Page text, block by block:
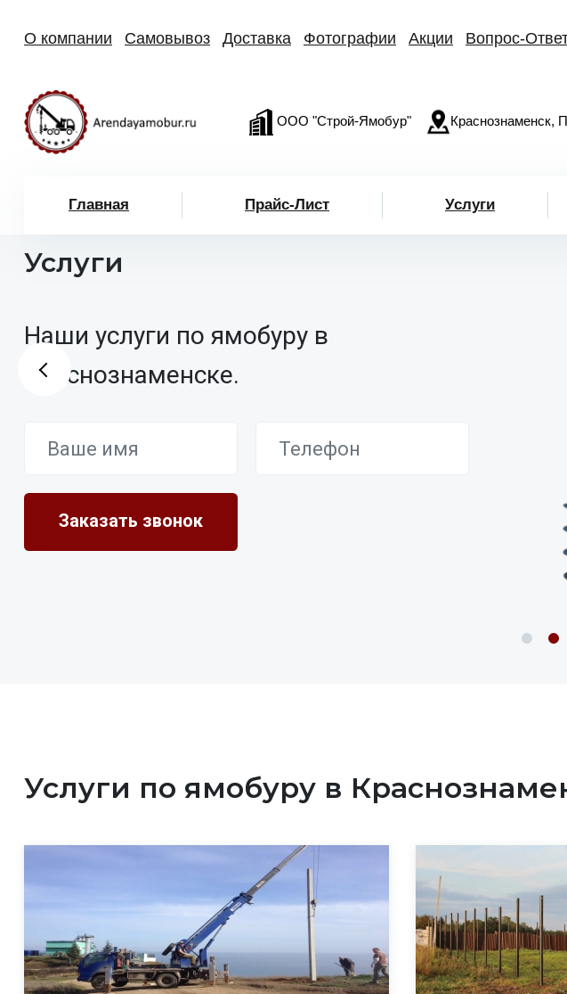
О компании Самовывоз Доставка Фотографии Акции Вопрос-
ООО "Строй-Ямобур" Краснознаменск,
Главная Прайс-Лист Услуги
Услуги
Наши услуги по ямобуру в
Краснознаменске.
Услуги по ямобуру в